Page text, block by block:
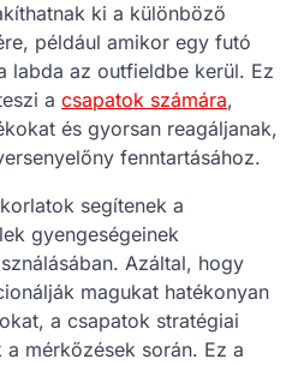
ki a különböző
például amikor egy futó
labda az outfieldbe kerül. Ez
a csapatok számára,
és gyorsan reagáljanak,
fenntartásához.
segítenek a
gyengeségeinek
Azáltal, hogy
magukat hatékonyan
a csapatok stratégiai
mérkőzések során. Ez a